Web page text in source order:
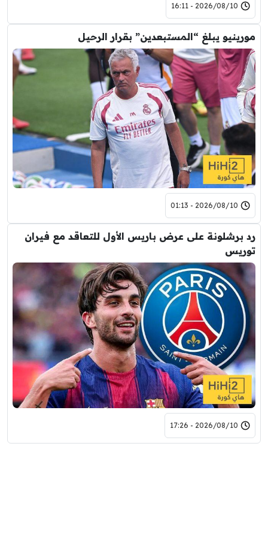
2026/08/10 - 16:11
مورينيو يبلغ “المستبعدين” بقرار الرحيل
2026/08/10 - 01:13
رد برشلونة على عرض باريس الأول للتعاقد مع فيران
توريس
2026/08/10 - 17:26